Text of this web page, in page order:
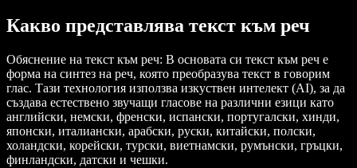
Какво представлява текст към реч
Обяснение на текст към реч: В основата си текст към реч е
форма на синтез на реч, която преобразува текст в говорим
глас. Тази технология използва изкуствен интелект (AI), за да
създава естествено звучащи гласове на различни езици като
английски, немски, френски, испански, португалски, хинди,
японски, италиански, арабски, руски, китайски, полски,
холандски, корейски, турски, виетнамски, румънски, гръцки,
финландски, датски и чешки.